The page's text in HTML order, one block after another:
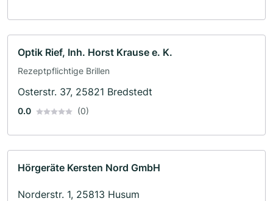
Optik Rief, Inh. Horst Krause e. K.
Rezeptpflichtige Brillen
Osterstr. 37, 25821 Bredstedt
0.0 (0)
Hörgeräte Kersten Nord GmbH
Norderstr. 1, 25813 Husum